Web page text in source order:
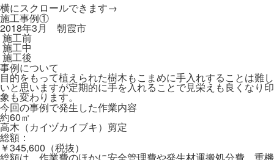
横にスクロールできます→
施工事例①
2018年3月 朝霞市
施工前
施工中
施工後
事例について
目的をもって植えられた樹木もこまめに手入れすることは難し
いと思いますが定期的に手を入れることで見栄えも良くなり印
象も変わります。
今回の事例で発生した作業内容
約60㎡
高木（カイヅカイブキ）剪定
総額：
￥345,600（税抜）